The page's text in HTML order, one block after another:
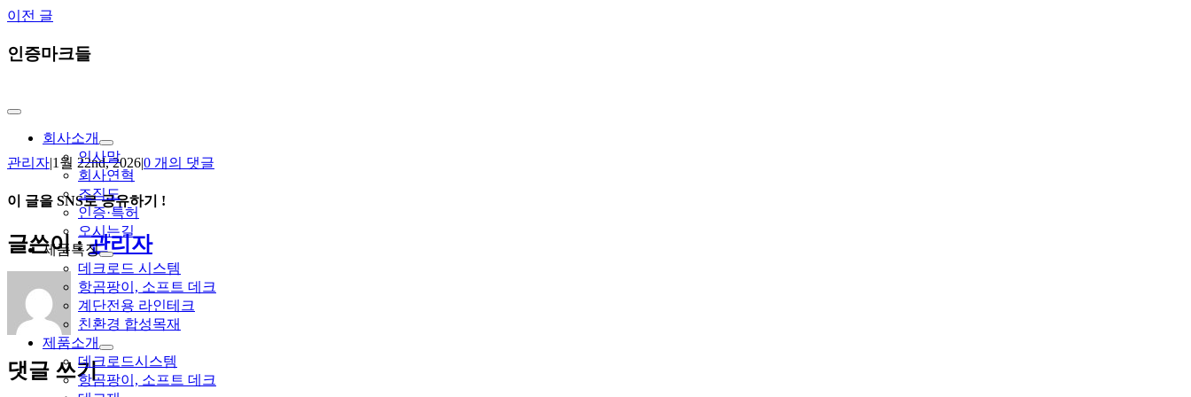
Skip
content
Toggle
Navigation회사소개
인사말
회사연혁
조직도
인증·특허
오시는길
제품특징
데크로드 시스템
항곰팡이, 소프트 데크
계단전용 라인테크
친환경 합성목재
제품소개
데크로드시스템
항곰팡이, 소프트 데크
이전 글
인증마크들
관리자|1월 22nd, 2026|0 개의 댓글
이 글을 SNS로 공유하기 !
Facebook
X
Reddit
LinkedIn
Tumblr
Pinterest
Vk
이
메
일
글쓴이 :관리자
댓글 쓰기